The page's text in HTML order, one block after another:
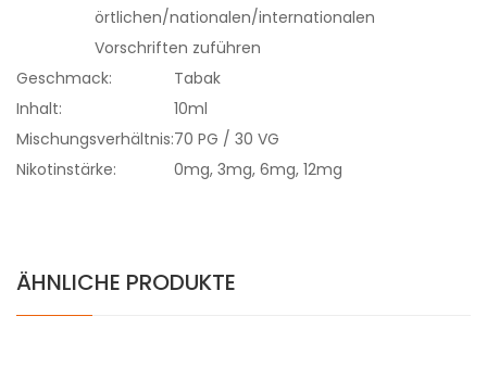
örtlichen/nationalen/internationalen
Vorschriften zuführen
Geschmack:
Tabak
Inhalt:
10ml
Mischungsverhältnis:70 PG / 30 VG
Nikotinstärke:
0mg, 3mg, 6mg, 12mg
ÄHNLICHE PRODUKTE